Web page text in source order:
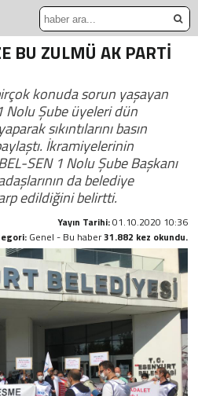
BU ZULMÜ AK PARTİ
konuda sorun yaşayan
Nolu Şube üyeleri dün
sıkıntılarını basın
İkramiyelerinin
SEN 1 Nolu Şube Başkanı
da belediye
edildiğini belirtti.
Yayın Tarihi:01.10.2020 10:36
Genel - Bu haber31.882 kez okundu.